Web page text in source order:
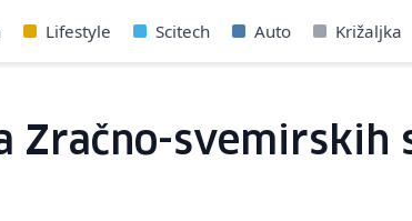
Lifestyle Scitech Auto Križaljka
Zračno-svemirskih